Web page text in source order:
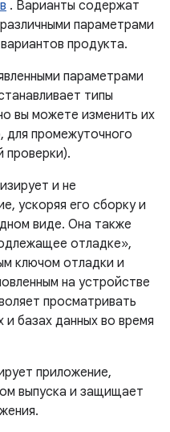
. Варианты содержат
параметрами
продукта.
параметрами
типы
вы можете изменить их
для промежуточного
проверки).
и не
ускоряя его сборку и
виде. Она также
отладке»,
ключом отладки и
на устройстве
просматривать
базах данных во время
приложение,
выпуска и защищает